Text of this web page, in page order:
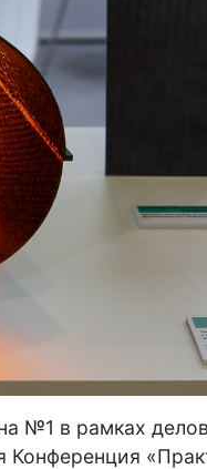
№1 в рамках
Конференция